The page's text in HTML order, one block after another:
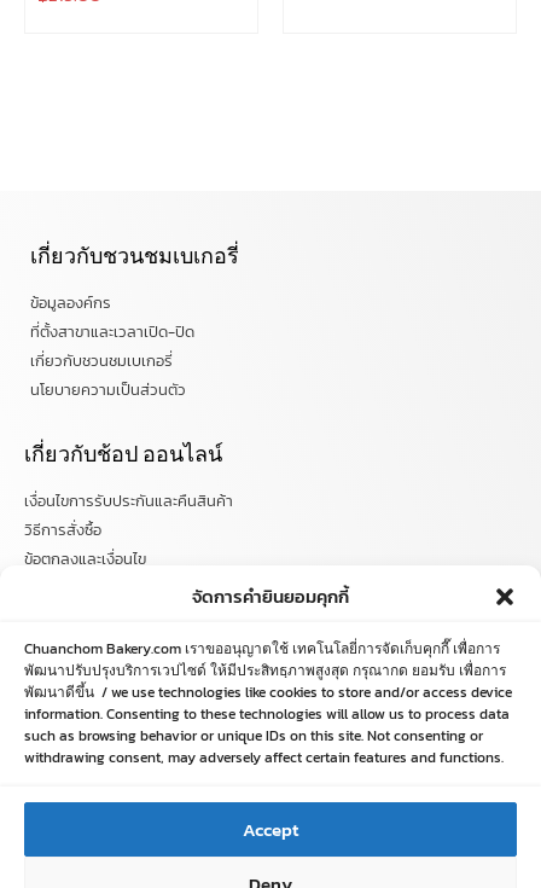
จัดการคำยินยอมคุกกี้
Chuanchom Bakery.com เราขออนุญาตใช้ เทคโนโลยี่การจัดเก็บคุกกี๊ เพื่อการ
พัฒนาปรับปรุงบริการเวปไซด์ ให้มีประสิทธฺภาพสูงสุด กรุณากด ยอมรับ เพื่อการ
พัฒนาดีขึ้น / we use technologies like cookies to store and/or access device
information. Consenting to these technologies will allow us to process data
such as browsing behavior or unique IDs on this site. Not consenting or
withdrawing consent, may adversely affect certain features and functions.
Accept
เกี่ยวกับชวนชมเบเกอรี่
ข้อมูลองค์กร
ที่ตั้งสาขาและเวลาเปิด-ปิด
เกี่ยวกับชวนชมเบเกอรี่
นโยบายความเป็นส่วนตัว
เกี่ยวกับช้อป ออนไลน์
เงื่อนไขการรับประกันและคืนสินค้า
วิธีการสั่งซื้อ
ข้อตกลงและเงื่อนไข
ติดตามข่าวสารได้ที่
chuanchombakery
chuanchombakery
www.chuanchombakery.com
โทร. 065-526-2325, 02 519 8212